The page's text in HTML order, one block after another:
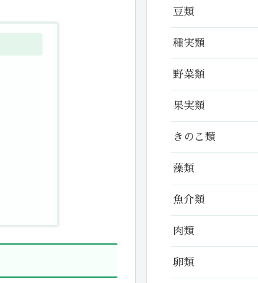
豆類
種実類
野菜類
果実類
きのこ類
藻類
魚介類
肉類
卵類